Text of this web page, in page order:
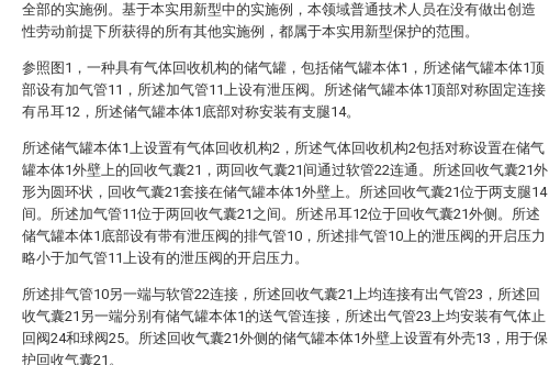
全部的实施例。基于本实用新型中的实施例，本领域普通技术人员在没有做出创造
性劳动前提下所获得的所有其他实施例，都属于本实用新型保护的范围。
参照图1，一种具有气体回收机构的储气罐，包括储气罐本体1，所述储气罐本体1顶
部设有加气管11，所述加气管11上设有泄压阀。所述储气罐本体1顶部对称固定连接
有吊耳12，所述储气罐本体1底部对称安装有支腿14。
所述储气罐本体1上设置有气体回收机构2，所述气体回收机构2包括对称设置在储气
罐本体1外壁上的回收气囊21，两回收气囊21间通过软管22连通。所述回收气囊21外
形为圆环状，回收气囊21套接在储气罐本体1外壁上。所述回收气囊21位于两支腿14
间。所述加气管11位于两回收气囊21之间。所述吊耳12位于回收气囊21外侧。所述
储气罐本体1底部设有带有泄压阀的排气管10，所述排气管10上的泄压阀的开启压力
略小于加气管11上设有的泄压阀的开启压力。
所述排气管10另一端与软管22连接，所述回收气囊21上均连接有出气管23，所述回
收气囊21另一端分别有储气罐本体1的送气管连接，所述出气管23上均安装有气体止
回阀24和球阀25。所述回收气囊21外侧的储气罐本体1外壁上设置有外壳13，用于保
护回收气囊21。